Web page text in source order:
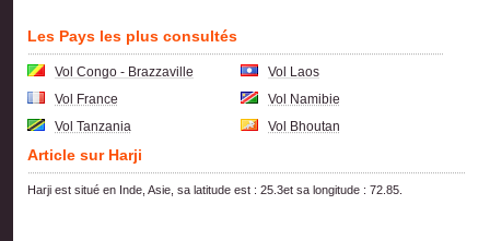
Les Pays les plus consultés
Vol Congo - Brazzaville
Vol Laos
Vol France
Vol Namibie
Vol Tanzania
Vol Bhoutan
Article sur Harji
Harji est situé en Inde, Asie, sa latitude est : 25.3et sa longitude : 72.85.